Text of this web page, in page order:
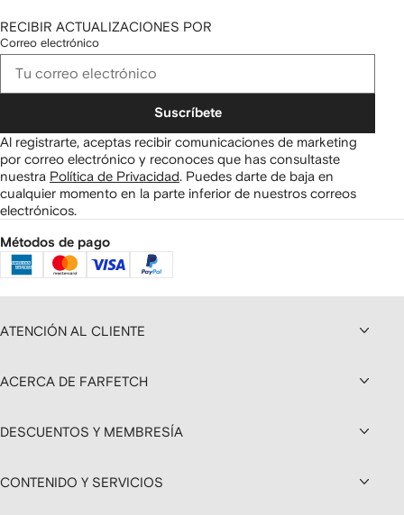
RECIBIR ACTUALIZACIONES POR
Correo electrónico
Suscríbete
Al registrarte, aceptas recibir comunicaciones de marketing
por correo electrónico y reconoces que has consultaste
nuestra Política de Privacidad Puedes darte de baja en
cualquier momento en la parte inferior de nuestros correos
electrónicos.
Métodos de pago
ATENCIÓN AL CLIENTE
ACERCA DE FARFETCH
DESCUENTOS Y MEMBRESÍA
CONTENIDO Y SERVICIOS